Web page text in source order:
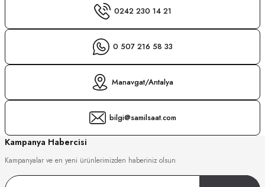
0242 230 14 21
0 507 216 58 33
Manavgat/Antalya
bilgi@samilsaat.com
Kampanya Habercisi
Kampanyalar ve en yeni ürünlerimizden haberiniz olsun